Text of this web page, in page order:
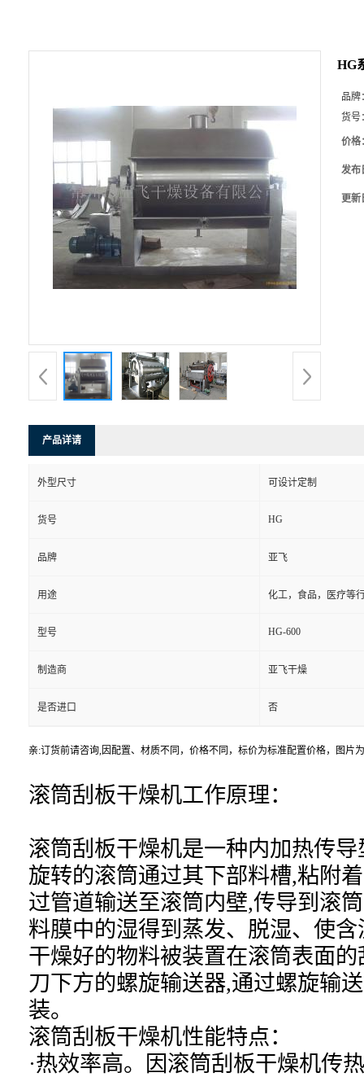
HG
品牌
货号
价格
发布
更新
产品详请
外型尺寸 可设计定制
货号 HG
品牌 亚飞
用途 化工，食品，医疗等
型号 HG-600
制造商 亚飞干燥
是否进口 否
亲:订货前请咨询,因配置、材质不同，价格不同，标价为标准配置价格，图
滚筒刮板干燥机工作原理：
滚筒刮板干燥机是一种内加热传
旋转的滚筒通过其下部料槽,粘附
过管道输送至滚筒内壁,传导到滚
料膜中的湿得到蒸发、脱湿、使
干燥好的物料被装置在滚筒表面
刀下方的螺旋输送器,通过螺旋输
装。
滚筒刮板干燥机性能特点：
·热效率高。因滚筒刮板干燥机传